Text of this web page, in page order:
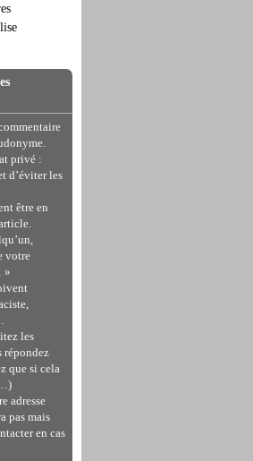
privé :
d’éviter les
être en
votre
»
les
répondez
que si cela
adresse
pas mais
en cas